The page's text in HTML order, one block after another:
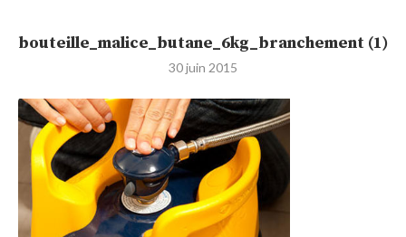
bouteille_malice_butane_6kg_branchement (1)
30 juin 2015